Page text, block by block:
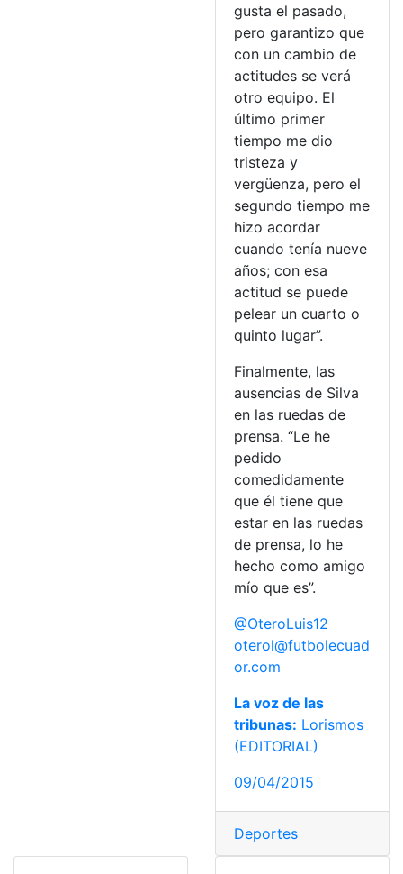
gusta el pasado,
pero garantizo que
con un cambio de
actitudes se verá
otro equipo. El
último primer
tiempo me dio
tristeza y
vergüenza, pero el
segundo tiempo me
hizo acordar
cuando tenía nueve
años; con esa
actitud se puede
pelear un cuarto o
quinto lugar”.
Finalmente, las
ausencias de Silva
en las ruedas de
prensa. “Le he
pedido
comedidamente
que él tiene que
estar en las ruedas
de prensa, lo he
hecho como amigo
mío que es”.
@OteroLuis12
oterol@futbolecuad
or.com
La voz de las
tribunas: Lorismos
(EDITORIAL)
09/04/2015
Deportes